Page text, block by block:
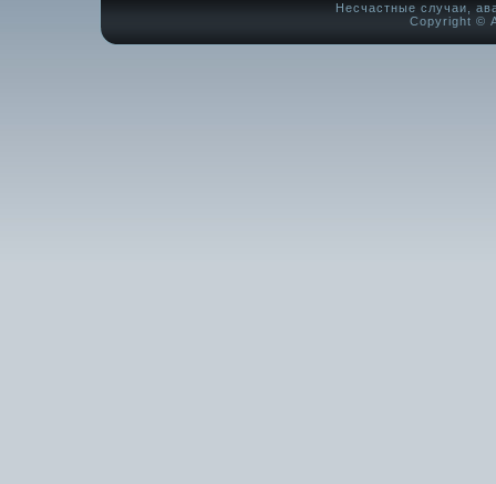
Несчастные случаи,
Copyright ©